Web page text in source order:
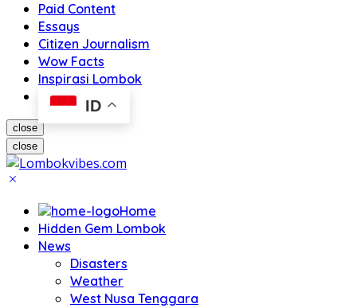
Paid Content
Essays
Citizen Journalism
Wow Facts
Inspirasi Lombok
ID
close
close
Home
Hidden Gem Lombok
News
Disasters
Weather
West Nusa Tenggara